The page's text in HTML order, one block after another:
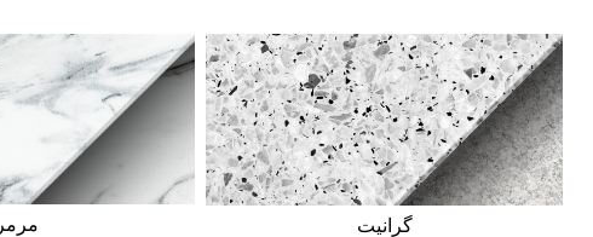
مرمر گرانیت